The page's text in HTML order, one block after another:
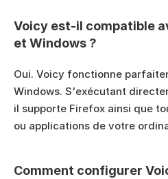
Voicy est-il compatible
et Windows ?
Oui. Voicy fonctionne
Windows. S'exécutant
il supporte Firefox ainsi que
ou applications de votre
Comment configurer